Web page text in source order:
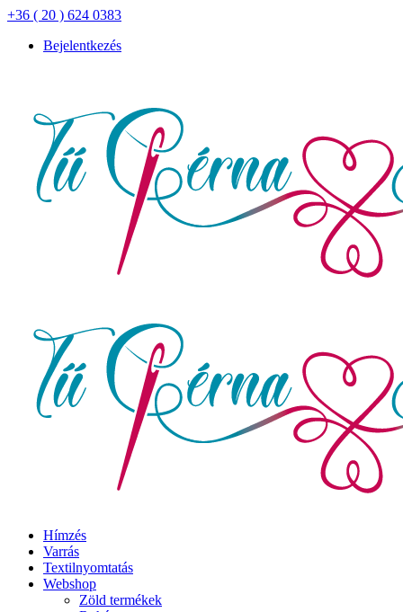
+36 ( 20 ) 624 0383
Bejelentkezés
Hímzés
Varrás
Textilnyomtatás
Webshop
Zöld termékek